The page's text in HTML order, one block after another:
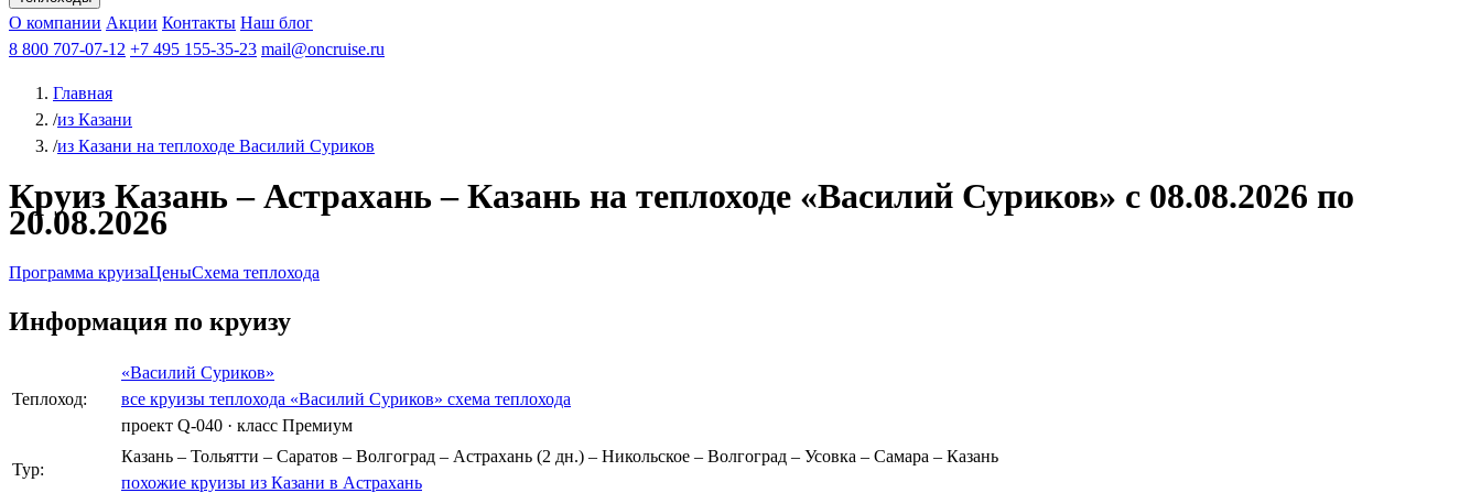
Афанасий Никитин Октябрьская революция
О компании Акции Контакты Наш блог
8 800 707-07-12 +7 495 155-35-23 mail@oncruise.ru
Главная
/из Казани
/из Казани на теплоходе Василий Суриков
Круиз Казань – Астрахань – Казань на теплоходе «Василий Суриков» с 08.08.2026 по
20.08.2026
Программа круизаЦеныСхема теплохода
Информация по круизу
Теплоход:
«Василий Суриков»
все круизы теплохода «Василий Суриков» схема теплохода
проект Q-040 · класс Премиум
Тур:
Казань – Тольятти – Саратов – Волгоград – Астрахань (2 дн.) – Никольское – Волгоград – Усовка – Самара – Казань
похожие круизы из Казани в Астрахань